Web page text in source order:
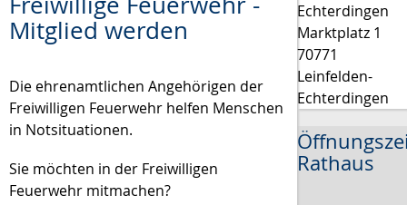
Mitglied werden
Die ehrenamtlichen Angehörigen der
Freiwilligen Feuerwehr helfen Menschen
in Notsituationen.
Sie möchten in der Freiwilligen
Feuerwehr mitmachen?
Echterdingen
Marktplatz 1
70771
Leinfelden-
Echterdingen
Rathaus